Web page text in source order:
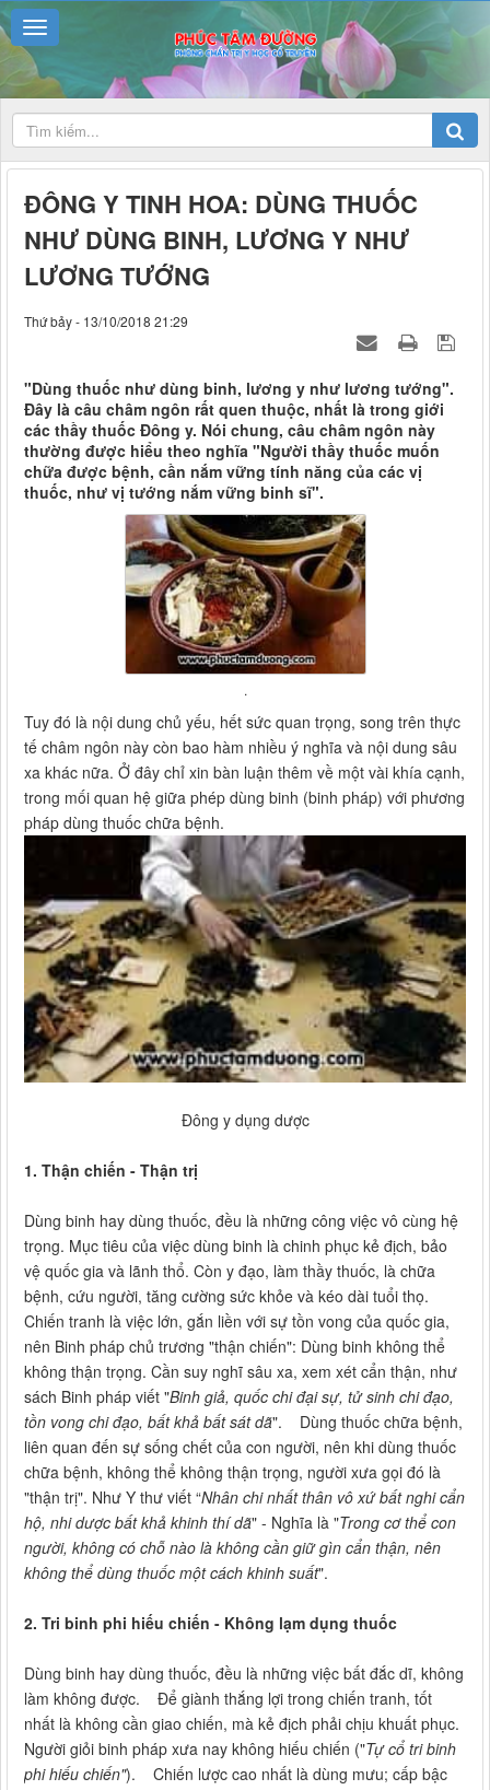
ĐÔNG Y TINH HOA: DÙNG THUỐC
NHƯ DÙNG BINH, LƯƠNG Y NHƯ
LƯƠNG TƯỚNG
Thứ bảy - 13/10/2018 21:29
"Dùng thuốc như dùng binh, lương y như lương tướng".
Đây là câu châm ngôn rất quen thuộc, nhất là trong giới
các thầy thuốc Đông y. Nói chung, câu châm ngôn này
thường được hiểu theo nghĩa "Người thầy thuốc muốn
chữa được bệnh, cần nắm vững tính năng của các vị
thuốc, như vị tướng nắm vững binh sĩ".
.
Tuy đó là nội dung chủ yếu, hết sức quan trọng, song trên thực
tế châm ngôn này còn bao hàm nhiều ý nghĩa và nội dung sâu
xa khác nữa. Ở đây chỉ xin bàn luận thêm về một vài khía cạnh,
trong mối quan hệ giữa phép dùng binh (binh pháp) với phương
pháp dùng thuốc chữa bệnh.
Đông y dụng dược
1. Thận chiến - Thận trị
Dùng binh hay dùng thuốc, đều là những công việc vô cùng hệ
trọng. Mục tiêu của việc dùng binh là chinh phục kẻ địch, bảo
vệ quốc gia và lãnh thổ. Còn y đạo, làm thầy thuốc, là chữa
bệnh, cứu người, tăng cường sức khỏe và kéo dài tuổi thọ.
Chiến tranh là việc lớn, gắn liền với sự tồn vong của quốc gia,
nên Binh pháp chủ trương "thận chiến": Dùng binh không thể
không thận trọng. Cần suy nghĩ sâu xa, xem xét cẩn thận, như
sách Binh pháp viết "Binh giả, quốc chi đại sự, tử sinh chi đạo,
tồn vong chi đạo, bất khả bất sát dã". Dùng thuốc chữa bệnh,
liên quan đến sự sống chết của con người, nên khi dùng thuốc
chữa bệnh, không thể không thận trọng, người xưa gọi đó là
"thận trị". Như Y thư viết “Nhân chi nhất thân vô xứ bất nghi cẩn
hộ, nhi dược bất khả khinh thí dã" - Nghĩa là "Trong cơ thể con
người, không có chỗ nào là không cần giữ gìn cẩn thận, nên
không thể dùng thuốc một cách khinh suất".
2. Tri binh phi hiếu chiến - Không lạm dụng thuốc
Dùng binh hay dùng thuốc, đều là những việc bất đắc dĩ, không
làm không được. Để giành thắng lợi trong chiến tranh, tốt
nhất là không cần giao chiến, mà kẻ địch phải chịu khuất phục.
Người giỏi binh pháp xưa nay không hiếu chiến ("Tự cổ tri binh
phi hiếu chiến"). Chiến lược cao nhất là dùng mưu; cấp bậc